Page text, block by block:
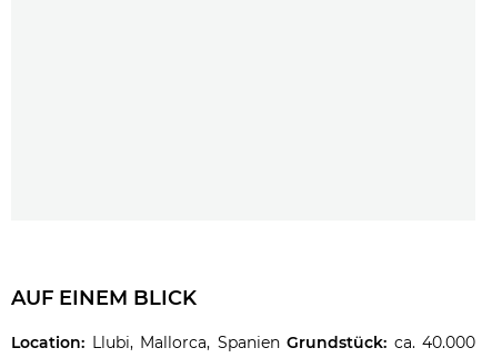
AUF EINEM BLICK
Location: Llubi, Mallorca, Spanien Grundstück: ca. 40.000